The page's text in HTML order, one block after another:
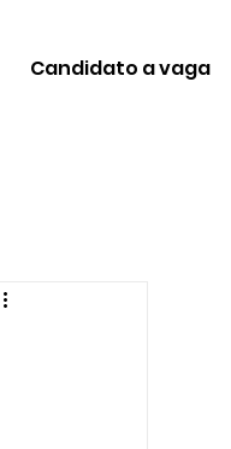
Candidato a vaga